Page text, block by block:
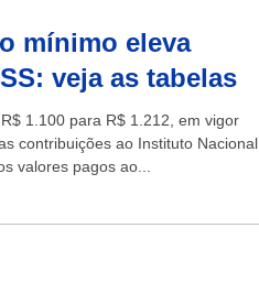
mínimo eleva
veja as tabelas
1.100 para R$ 1.212, em vigor
contribuições ao Instituto Nacional
valores pagos ao...